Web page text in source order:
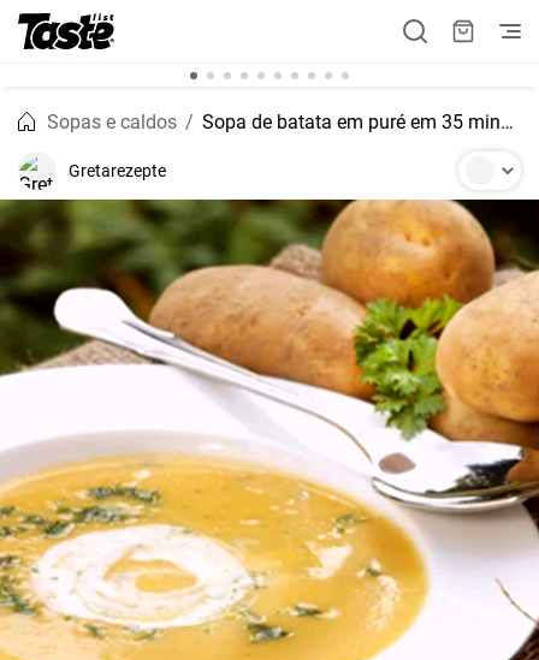
Sopas e caldos Sopa de batata em puré em 35 minutos
Gretarezepte